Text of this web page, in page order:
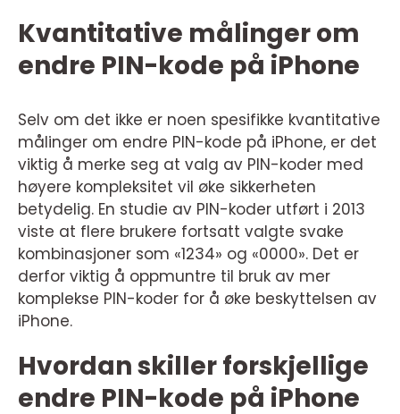
Kvantitative målinger om
endre PIN-kode på iPhone
Selv om det ikke er noen spesifikke kvantitative
målinger om endre PIN-kode på iPhone, er det
viktig å merke seg at valg av PIN-koder med
høyere kompleksitet vil øke sikkerheten
betydelig. En studie av PIN-koder utført i 2013
viste at flere brukere fortsatt valgte svake
kombinasjoner som «1234» og «0000». Det er
derfor viktig å oppmuntre til bruk av mer
komplekse PIN-koder for å øke beskyttelsen av
iPhone.
Hvordan skiller forskjellige
endre PIN-kode på iPhone